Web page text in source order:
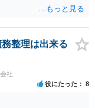
整理は出来る
社
役にたった 8